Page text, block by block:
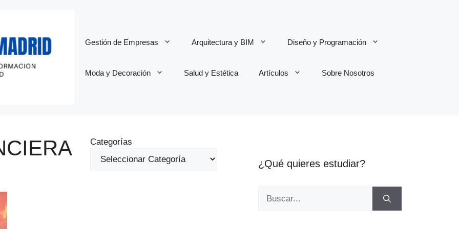
Gestión de Empresas Arquitectura y BIM Diseño y Programación
Moda y Decoración Salud y Estética Artículos Sobre Nosotros
Categorías
¿Qué quieres estudiar?